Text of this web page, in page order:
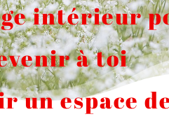
intérieur
à toi
un espace